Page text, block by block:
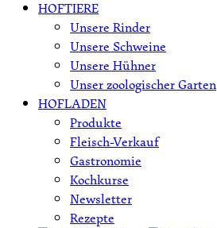
HOFTIERE
Unsere Rinder
Unsere Schweine
Unsere Hühner
Unser zoologischer Garten
HOFLADEN
Produkte
Fleisch-Verkauf
Gastronomie
Kochkurse
Newsletter
Rezepte